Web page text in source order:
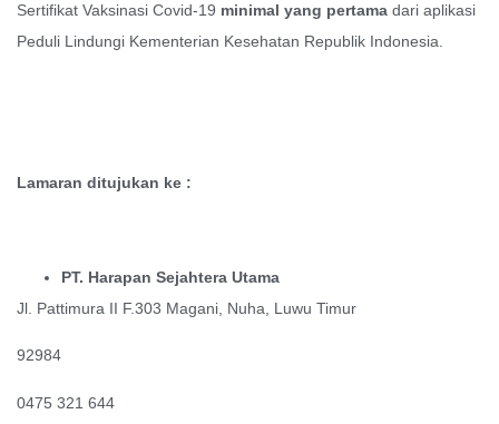
Sertifikat Vaksinasi Covid-19 minimal yang pertama dari aplikasi
Peduli Lindungi Kementerian Kesehatan Republik Indonesia.
Lamaran ditujukan ke :
PT. Harapan Sejahtera Utama
Jl. Pattimura II F.303 Magani, Nuha, Luwu Timur
92984
0475 321 644